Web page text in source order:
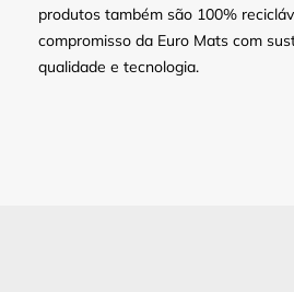
produtos também são 100%
compromisso da Euro Mats com
qualidade e tecnologia.